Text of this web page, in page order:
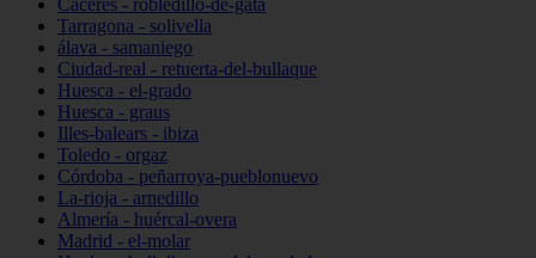
Cáceres - robledillo-de-gata
Tarragona - solivella
álava - samaniego
Ciudad-real - retuerta-del-bullaque
Huesca - el-grado
Huesca - graus
Illes-balears - ibiza
Toledo - orgaz
Córdoba - peñarroya-pueblonuevo
La-rioja - arnedillo
Almería - huércal-overa
Madrid - el-molar